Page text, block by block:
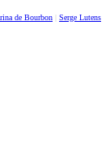
de Bourbon Serge Lutens